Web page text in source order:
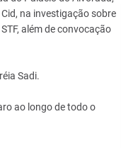
na investigação sobre
além de convocação
Sadi.
ao longo de todo o